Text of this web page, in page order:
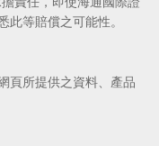
等賠償之可能性。
頁所提供之資料、產品